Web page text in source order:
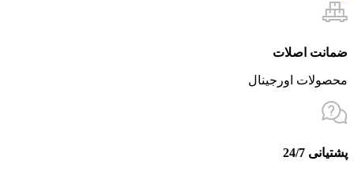
ضمانت اصلات
محصولات اورجینال
پشتیانی 24/7